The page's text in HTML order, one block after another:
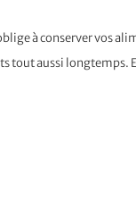
à conserver vos
tout aussi longtemps.